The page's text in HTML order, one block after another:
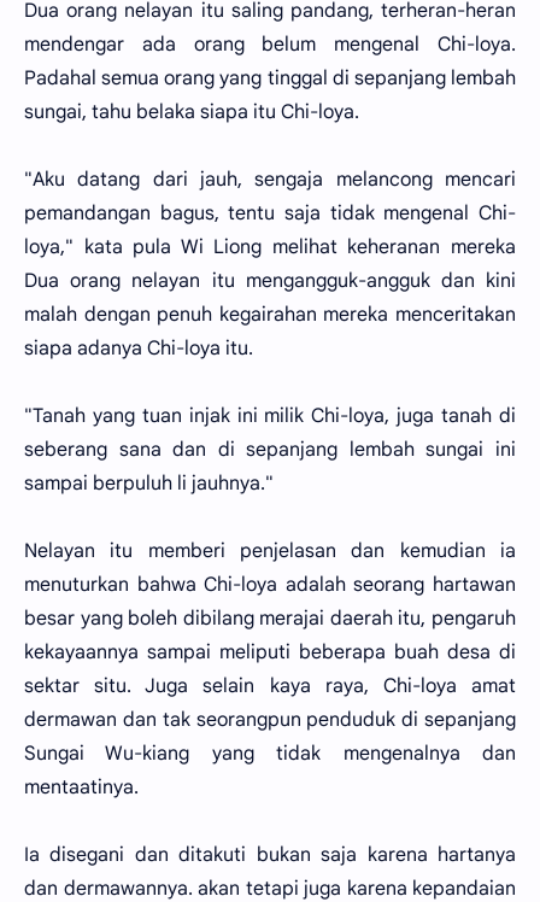
Dua orang nelayan itu saling pandang, terheran-heran
mendengar ada orang belum mengenal Chi-loya.
Padahal semua orang yang tinggal di sepanjang lembah
sungai, tahu belaka siapa itu Chi-loya.
"Aku datang dari jauh, sengaja melancong mencari
pemandangan bagus, tentu saja tidak mengenal Chi-
loya," kata pula Wi Liong melihat keheranan mereka
Dua orang nelayan itu mengangguk-angguk dan kini
malah dengan penuh kegairahan mereka menceritakan
siapa adanya Chi-loya itu.
"Tanah yang tuan injak ini milik Chi-loya, juga tanah di
seberang sana dan di sepanjang lembah sungai ini
sampai berpuluh li jauhnya."
Nelayan itu memberi penjelasan dan kemudian ia
menuturkan bahwa Chi-loya adalah seorang hartawan
besar yang boleh dibilang merajai daerah itu, pengaruh
kekayaannya sampai meliputi beberapa buah desa di
sektar situ. Juga selain kaya raya, Chi-loya amat
dermawan dan tak seorangpun penduduk di sepanjang
Sungai Wu-kiang yang tidak mengenalnya dan
mentaatinya.
Ia disegani dan ditakuti bukan saja karena hartanya
dan dermawannya. akan tetapi juga karena kepandaian